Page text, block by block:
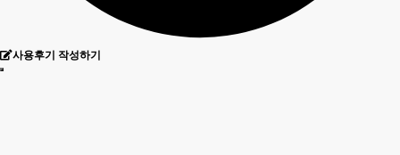
② 다음 각 호에 해당하는 경우에는 이용 승낙을 하지 않을 수
1. 본인의 실명으로 신청하지 않았을 때
신용정보의 수집/처리 및 이용 등에 관한 기록 : 3년 (신용정보
의 이용 및 보호에 관한 법률)
사용후기 작성하기